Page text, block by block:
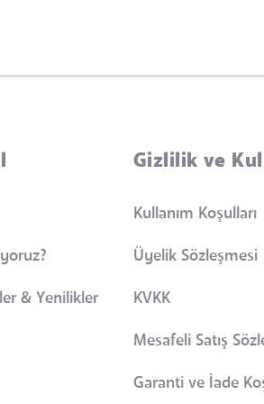
& Yenilikler
Gizlilik ve
Kullanım Koşulları
Üyelik Sözleşmesi
KVKK
Mesafeli Satış
Garanti ve İade